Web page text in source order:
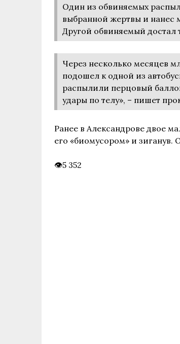
Один из обвиняемых
выбранной жертвы и нанес
Другой обвиняемый достал
Через несколько месяцев
подошел к одной из
распылили перцовый
удары по телу», – пишет
Ранее в Александрове двое
его «биомусором» и
5 352